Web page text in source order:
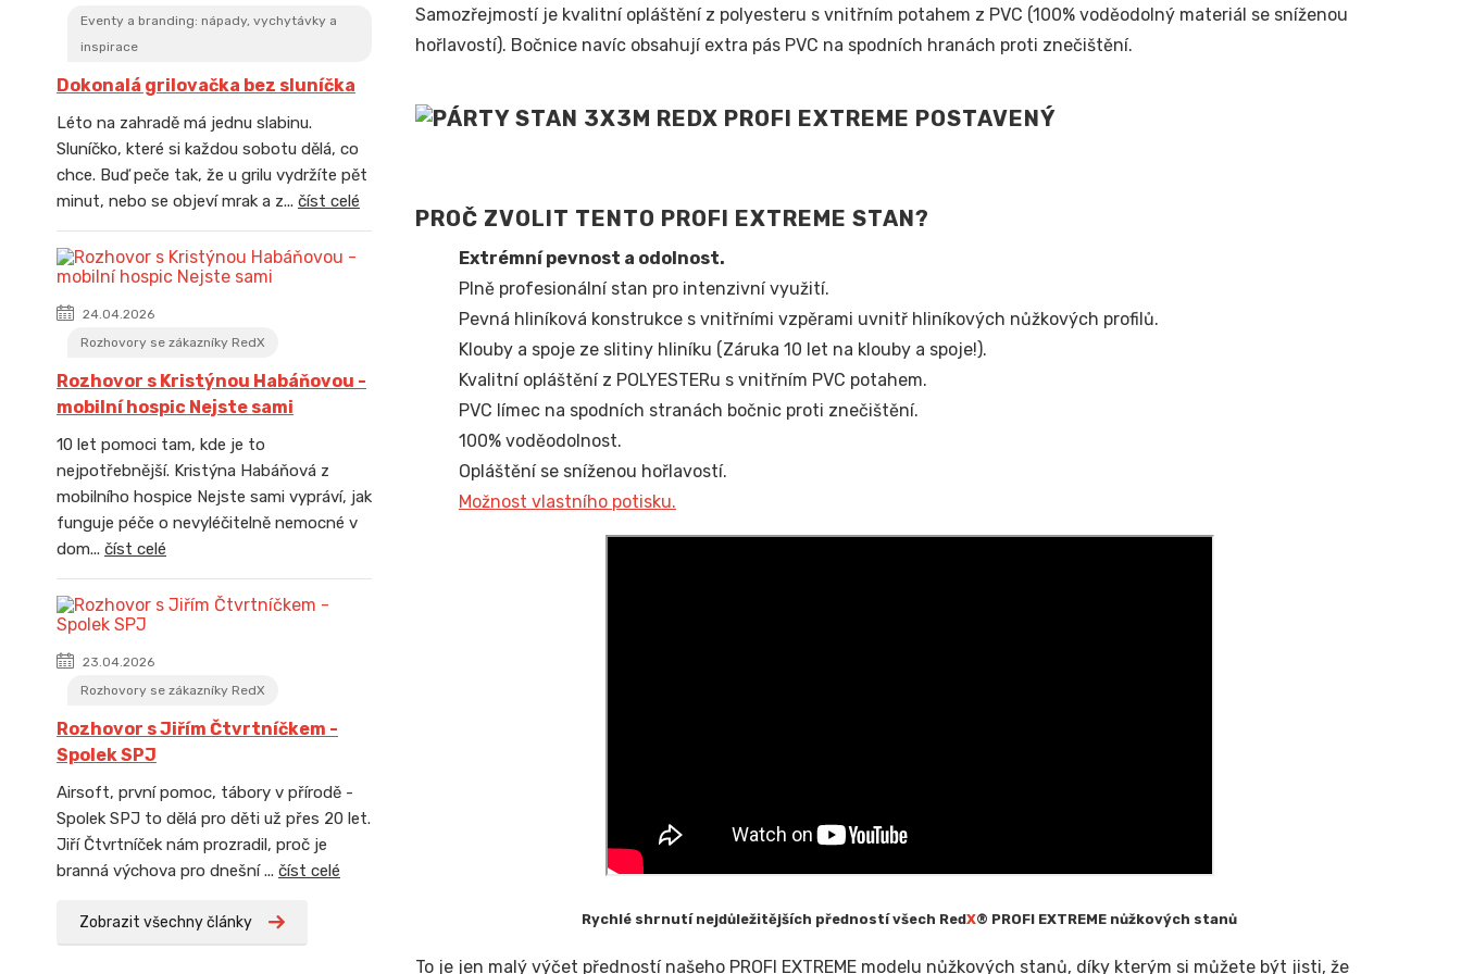
Eventy a branding: nápady, vychytávky a
inspirace
Dokonalá grilovačka bez sluníčka
Léto na zahradě má jednu slabinu.
Sluníčko, které si každou sobotu dělá, co
chce. Buď peče tak, že u grilu vydržíte pět
minut, nebo se objeví mrak a z... číst celé
24.04.2026
Rozhovory se zákazníky RedX
Rozhovor s Kristýnou Habáňovou -
mobilní hospic Nejste sami
10 let pomoci tam, kde je to
nejpotřebnější. Kristýna Habáňová z
mobilního hospice Nejste sami vypráví, jak
funguje péče o nevyléčitelně nemocné v
dom... číst celé
23.04.2026
Rozhovory se zákazníky RedX
Rozhovor s Jiřím Čtvrtníčkem -
Spolek SPJ
Airsoft, první pomoc, tábory v přírodě -
Spolek SPJ to dělá pro děti už přes 20 let.
Jiří Čtvrtníček nám prozradil, proč je
branná výchova pro dnešní ... číst celé
Zobrazit všechny články
Samozřejmostí je kvalitní opláštění z polyesteru s vnitřním potahem z PVC (100% voděodolný materiál se sníženou
hořlavostí). Bočnice navíc obsahují extra pás PVC na spodních hranách proti znečištění.
PROČ ZVOLIT TENTO PROFI EXTREME STAN?
Extrémní pevnost a odolnost.
Plně profesionální stan pro intenzivní využití.
Pevná hliníková konstrukce s vnitřními vzpěrami uvnitř hliníkových nůžkových profilů.
Klouby a spoje ze slitiny hliníku (Záruka 10 let na klouby a spoje!).
Kvalitní opláštění z POLYESTERu s vnitřním PVC potahem.
PVC límec na spodních stranách bočnic proti znečištění.
100% voděodolnost.
Opláštění se sníženou hořlavostí.
Možnost vlastního potisku.
Rychlé shrnutí nejdůležitějších předností všech RedX® PROFI EXTREME nůžkových stanů
To je jen malý výčet předností našeho PROFI EXTREME modelu nůžkových stanů, díky kterým si můžete být jisti, že